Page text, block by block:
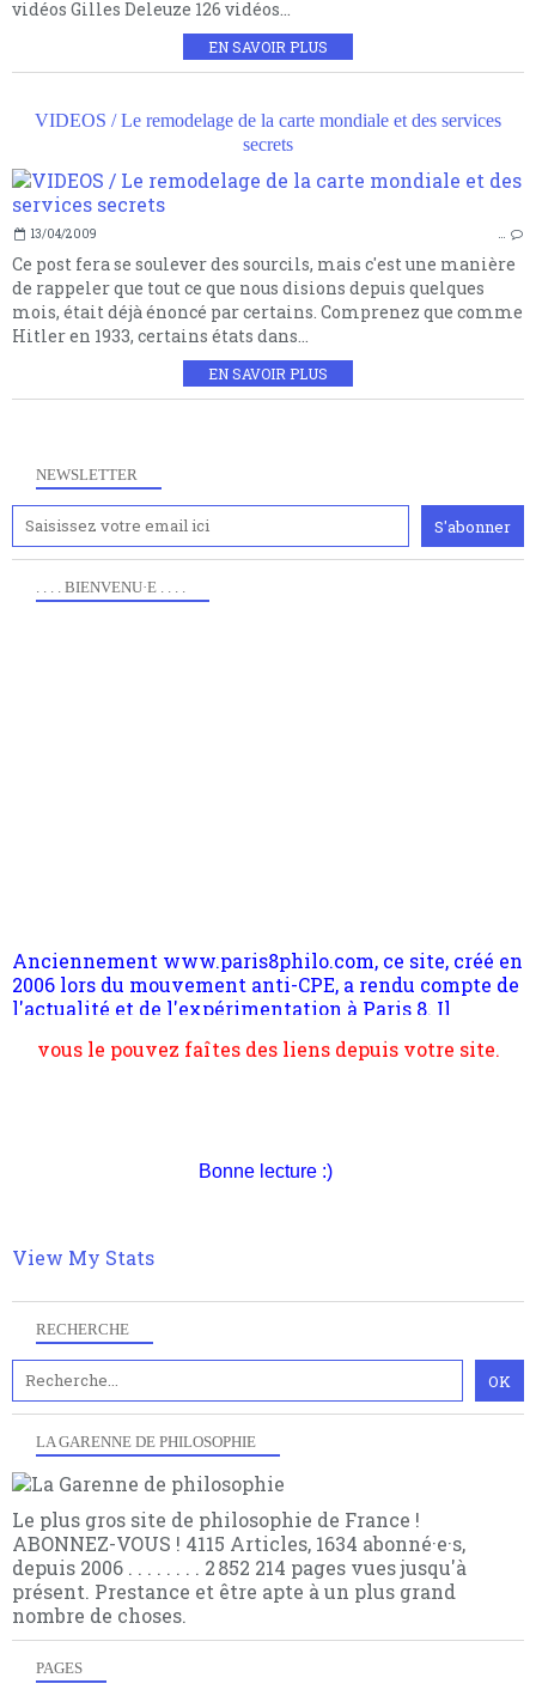
vidéos Gilles Deleuze 126 vidéos...
EN SAVOIR PLUS
VIDEOS / Le remodelage de la carte mondiale et des services
secrets
13/04/2009 …
Ce post fera se soulever des sourcils, mais c'est une manière
de rappeler que tout ce que nous disions depuis quelques
mois, était déjà énoncé par certains. Comprenez que comme
Hitler en 1933, certains états dans...
EN SAVOIR PLUS
NEWSLETTER
RECHERCHE
LA GARENNE DE PHILOSOPHIE
Le plus gros site de philosophie de France !
ABONNEZ-VOUS ! 4115 Articles, 1634 abonné·e·s,
depuis 2006 . . . . . . . . 2 852 214 pages vues jusqu'à
présent. Prestance et être apte à un plus grand
nombre de choses.
PAGES
. . . . BIENVENU·E . . . .
l'actualité et de l'expérimentation à Paris 8. Il
s'occupe plus largement de rendre compte d'une
transformation dans les paradigmes philosophiques
nomme les métaphysiciens classique. Nous avons
multiples facteurs et échelles. Ce site contient des
hésitation, partagez le contenu sur les réseaux et si
Bonne lecture :)
View My Stats